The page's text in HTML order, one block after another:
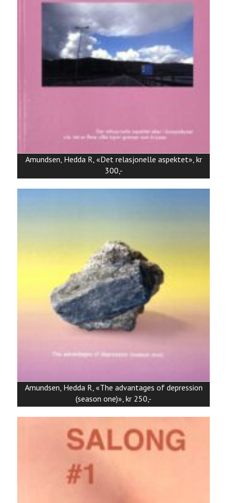
Amundsen, Hedda R, «Det relasjonelle aspektet», kr
300,-
Amundsen, Hedda R, «The advantages of depression
(season one)», kr 250,-